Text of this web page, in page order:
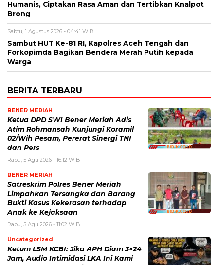
Humanis, Ciptakan Rasa Aman dan Tertibkan Knalpot
Brong
Sabtu, 1 Agustus 2026 - 04:41 WIB
Sambut HUT Ke-81 RI, Kapolres Aceh Tengah dan
Forkopimda Bagikan Bendera Merah Putih kepada
Warga
BERITA TERBARU
BENER MERIAH
Ketua DPD SWI Bener Meriah Adis
Atim Rohmansah Kunjungi Koramil
02/Wih Pesam, Pererat Sinergi TNI
dan Pers
Rabu, 5 Agu 2026 - 16:12 WIB
BENER MERIAH
Satreskrim Polres Bener Meriah
Limpahkan Tersangka dan Barang
Bukti Kasus Kekerasan terhadap
Anak ke Kejaksaan
Rabu, 5 Agu 2026 - 11:02 WIB
Uncategorized
Ketum LSM KCBI: Jika APH Diam 3×24
Jam, Audio Intimidasi LKA Ini Kami